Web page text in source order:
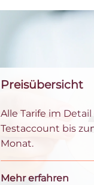
Preisübersicht
Alle Tarife im
Testaccount bis
Monat.
Mehr erfahren